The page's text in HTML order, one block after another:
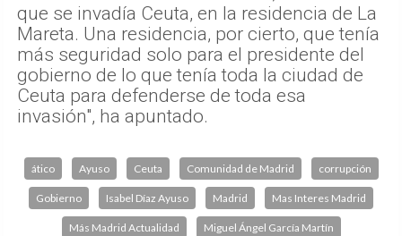
que se invadía Ceuta, en la residencia de La
Mareta. Una residencia, por cierto, que tenía
más seguridad solo para el presidente del
gobierno de lo que tenía toda la ciudad de
Ceuta para defenderse de toda esa
invasión", ha apuntado.
ático Ayuso Ceuta Comunidad de Madrid corrupción
Gobierno Isabel Díaz Ayuso Madrid Mas Interes Madrid
Más Madrid Actualidad Miguel Ángel García Martín